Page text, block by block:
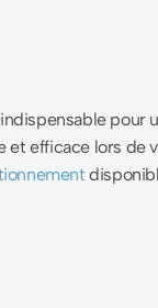
pour
efficace lors de